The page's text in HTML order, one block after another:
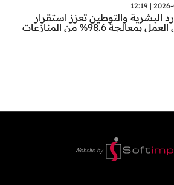
2026-08-
البشرية والتوطين تعزز استقرار
سوق العمل بمعالجة 98.6% من المنازعات